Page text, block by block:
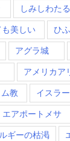
しみしわた
も美しい ひ
アグラ城
アメリカア
教 イスラ
エアポートメサ
ギーの枯渇